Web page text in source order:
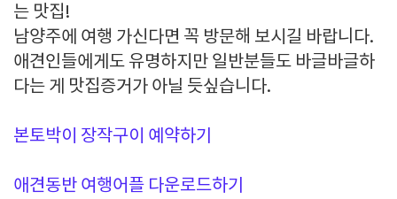
는 맛집!
남양주에 여행 가신다면 꼭 방문해 보시길 바랍니다.
애견인들에게도 유명하지만 일반분들도 바글바글하
다는 게 맛집증거가 아닐 듯싶습니다.
본토박이 장작구이 예약하기
애견동반 여행어플 다운로드하기